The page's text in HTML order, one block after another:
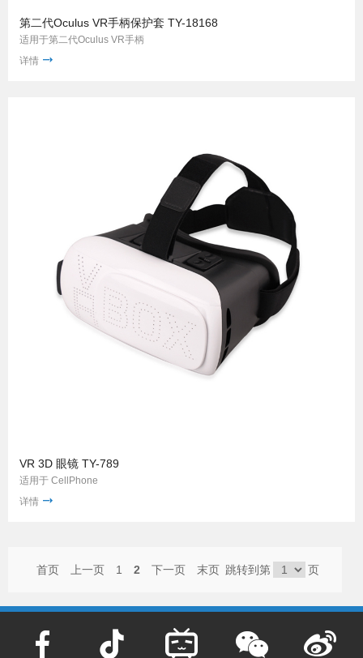
第二代Oculus VR手柄保护套 TY-18168
适用于第二代Oculus VR手柄
详情
VR 3D 眼镜 TY-789
适用于 CellPhone
详情
首页 上一页 1 2 下一页 末页 跳转到第 页